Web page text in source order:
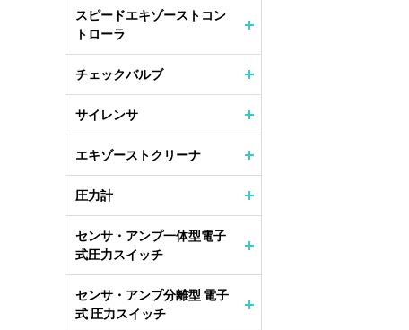
スピードエキゾーストコン
トローラ
チェックバルブ
サイレンサ
エキゾーストクリーナ
圧力計
センサ・アンプ一体型電子
式圧力スイッチ
センサ・アンプ分離型 電子
式 圧力スイッチ